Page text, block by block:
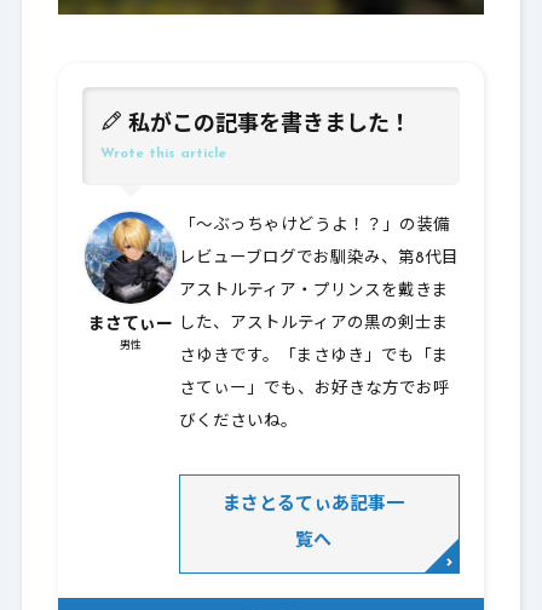
私がこの記事を書きました！
Wrote this article
まさてぃー
男性
「～ぶっちゃけどうよ！？」の装備
レビューブログでお馴染み、第8代目
アストルティア・プリンスを戴きま
した、アストルティアの黒の剣士ま
さゆきです。「まさゆき」でも「ま
さてぃー」でも、お好きな方でお呼
びくださいね。
まさとるてぃあ記事一
覧へ